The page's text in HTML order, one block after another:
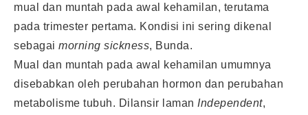
mual dan muntah pada awal kehamilan, terutama
pada trimester pertama. Kondisi ini sering dikenal
sebagai morning sickness, Bunda.
Mual dan muntah pada awal kehamilan umumnya
disebabkan oleh perubahan hormon dan perubahan
metabolisme tubuh. Dilansir laman Independent,